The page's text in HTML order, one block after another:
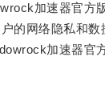
加速器官方
的网络隐私和数
加速器官方